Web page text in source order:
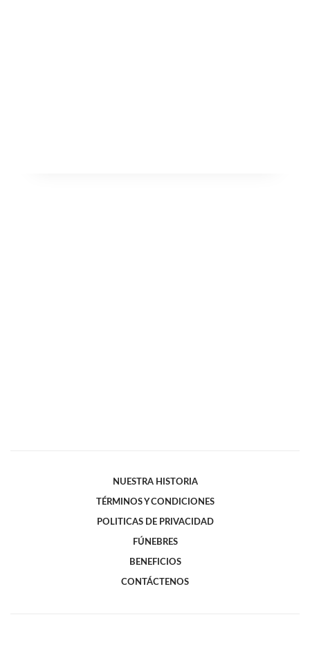
NUESTRA HISTORIA
TÉRMINOS Y CONDICIONES
POLITICAS DE PRIVACIDAD
FÚNEBRES
BENEFICIOS
CONTÁCTENOS